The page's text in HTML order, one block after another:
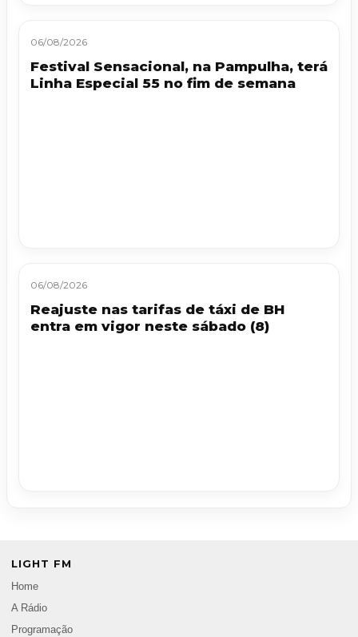
06/08/2026
Festival Sensacional, na Pampulha, terá
Linha Especial 55 no fim de semana
06/08/2026
Reajuste nas tarifas de táxi de BH
entra em vigor neste sábado (8)
LIGHT FM
Home
A Rádio
Programação